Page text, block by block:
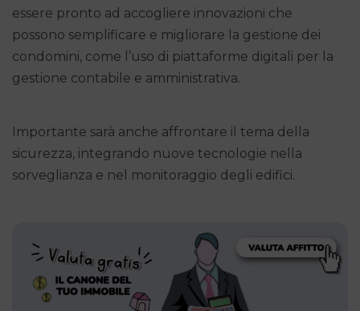
essere pronto ad accogliere innovazioni che
possono semplificare e migliorare la gestione dei
condomini, come l’uso di piattaforme digitali per la
gestione contabile e amministrativa.
Importante sarà anche affrontare il tema della
sicurezza, integrando nuove tecnologie nella
sorveglianza e nel monitoraggio degli edifici.